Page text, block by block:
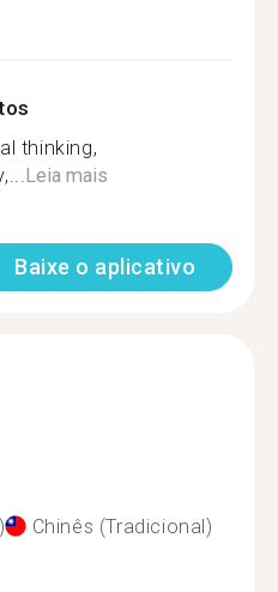
thinking,
Leia mais
Baixe o aplicativo
Chinês (Tradicional)